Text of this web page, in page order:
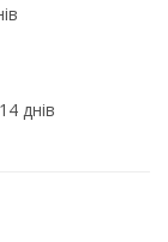
днів